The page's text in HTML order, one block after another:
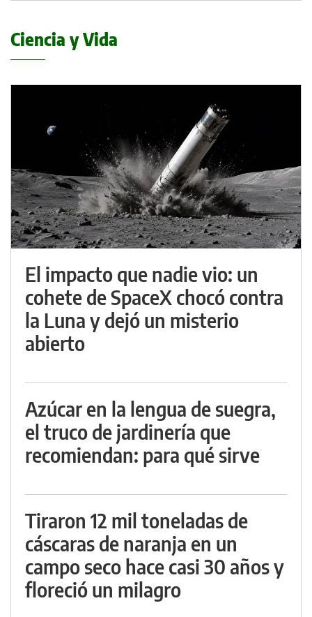
Ciencia y Vida
El impacto que nadie vio: un
cohete de SpaceX chocó contra
la Luna y dejó un misterio
abierto
Azúcar en la lengua de suegra,
el truco de jardinería que
recomiendan: para qué sirve
Tiraron 12 mil toneladas de
cáscaras de naranja en un
campo seco hace casi 30 años y
floreció un milagro